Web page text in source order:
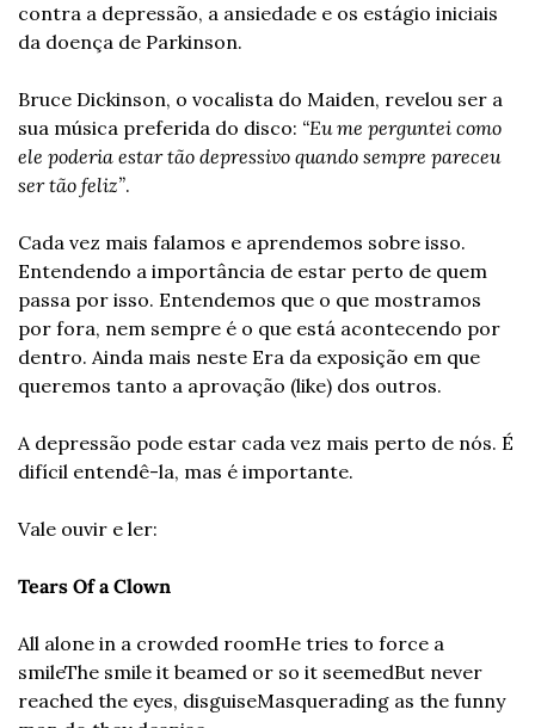
contra a depressão, a ansiedade e os estágio iniciais
da doença de Parkinson.
Bruce Dickinson, o vocalista do Maiden, revelou ser a
sua música preferida do disco: “Eu me perguntei como
ele poderia estar tão depressivo quando sempre pareceu
ser tão feliz”.
Cada vez mais falamos e aprendemos sobre isso.
Entendendo a importância de estar perto de quem
passa por isso. Entendemos que o que mostramos
por fora, nem sempre é o que está acontecendo por
dentro. Ainda mais neste Era da exposição em que
queremos tanto a aprovação (like) dos outros.
A depressão pode estar cada vez mais perto de nós. É
difícil entendê-la, mas é importante.
Vale ouvir e ler:
Tears Of a Clown
All alone in a crowded roomHe tries to force a
smileThe smile it beamed or so it seemedBut never
reached the eyes, disguiseMasquerading as the funny